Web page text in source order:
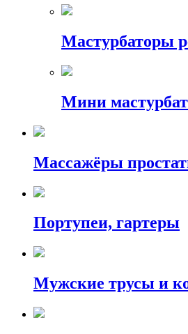
Мастурбаторы
Мини
Массажёры
Портупеи, гартеры
Мужские трусы и